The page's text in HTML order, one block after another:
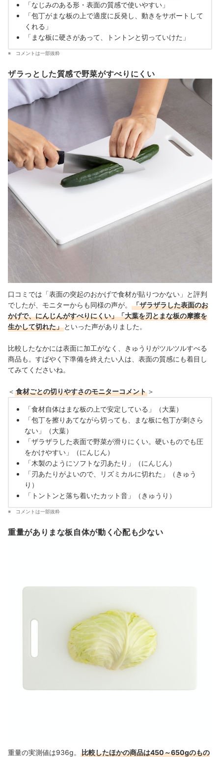
「なじみのある形・表面の質感で使いやすい」
「包丁がまな板の上で適度に反発し、動きをサポートして
くれる」
「まな板に硬さがあって、トントンと切っていけた」
コメントは一部抜粋
ザラっとした質感で野菜がすべりにくい
口コミでは「表面の突起のおかげで食材が貼りつかない」と評判
でしたが、モニターからも同様の声が。
「ザラザラした表面のお
かげで、にんじんがすべりにくい」「大葉を刃とまな板の摩擦を
生かして切れた」 といった声がありました。
比較したなかには表面に加工がなく、きゅうりがツルツルすべる
商品も。すばやく下準備を終えたい人は、表面の質感にも着目し
てみてくださいね。
＜ 食材ごとの切りやすさのモニターコメント ＞
「食材自体はまな板の上で安定している」（大葉）
「包丁を擦りあてながら切っても、まな板に包丁が刺さら
ない」（大葉）
「ザラザラした表面で野菜が滑りにくい。硬いものでも圧
をかけやすい」（にんじん）
「木製のようにソフトな刃あたり」（にんじん）
「刃あたりがよいので、リズミカルに切れた」（きゅう
り）
「トントンと落ち着いたカット音」（きゅうり）
コメントは一部抜粋
重量がありまな板自体が動く心配も少ない
重量の実測値は936g。
比較したほかの商品は450～650gのもの